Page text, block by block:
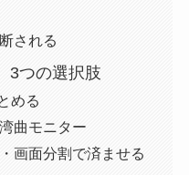
される
3つの選択肢
める
曲モニター
画面分割で済ませる